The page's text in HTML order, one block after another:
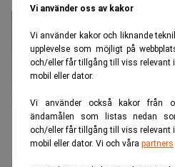
Vi använder oss av kakor
Vi använder kakor och liknande
upplevelse som möjligt på
och/eller får tillgång till viss relevant
mobil eller dator.
Vi använder också kakor från
ändamålen som listas nedan
och/eller får tillgång till viss relevant
mobil eller dator. Vi och våra partners